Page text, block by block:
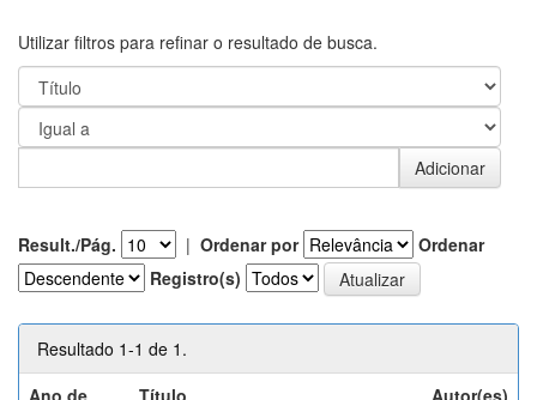
Utilizar filtros para refinar o resultado de busca.
Result./Pág. | Ordenar por
Ordenar
Registro(s)
Resultado 1-1 de 1.
Ano de
Título Autor(es)